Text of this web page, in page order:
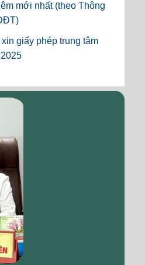
mới nhất (theo Thông
giấy phép trung tâm